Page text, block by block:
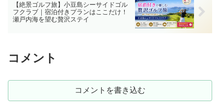
【絶景ゴルフ旅】小豆島シーサイドゴル
フクラブ｜宿泊付きプランはここだけ！
瀬戸内海を望む贅沢ステイ
コメント
コメントを書き込む